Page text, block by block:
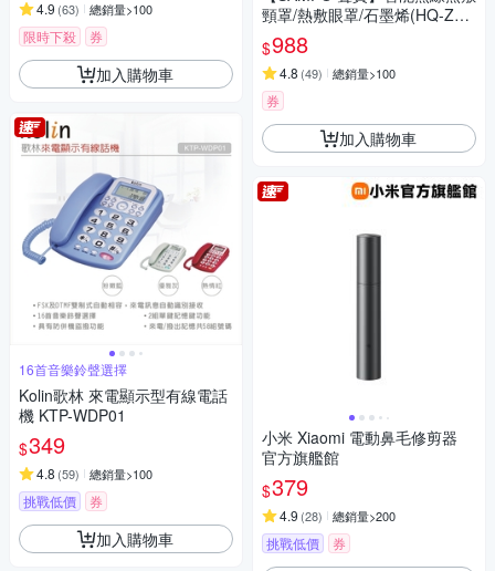
4.9 (63) 總銷量>100
限時下殺 券
加入購物車
16首音樂鈴聲選擇
Kolin歌林 來電顯示型有線電話
機 KTP-WDP01
$349
4.8 (59) 總銷量>100
挑戰低價 券
加入購物車
頸罩/熱敷眼罩/石墨烯(HQ-Z23
N1L)(時時樂限定)
$988
4.8 (49) 總銷量>100
券
加入購物車
小米 Xiaomi 電動鼻毛修剪器
官方旗艦館
$379
4.9 (28) 總銷量>200
挑戰低價 券